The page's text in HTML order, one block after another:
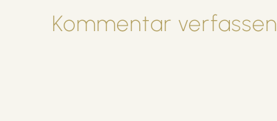
Kommentar verfassen